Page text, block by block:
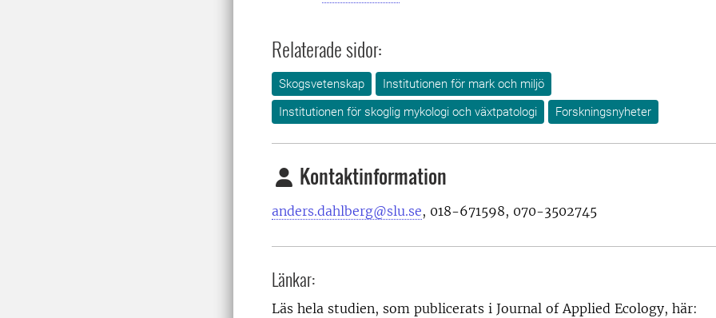
Relaterade sidor:
Skogsvetenskap
Institutionen för mark och miljö
Institutionen för skoglig mykologi och växtpatologi
Forskningsnyheter
Kontaktinformation
anders.dahlberg@slu.se, 018-671598, 070-3502745
Länkar:
Läs hela studien, som publicerats i Journal of Applied Ecology, här: